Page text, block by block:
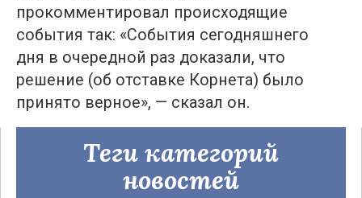
прокомментировал происходящие
события так: «События сегодняшнего
дня в очередной раз доказали, что
решение (об отставке Корнета) было
принято верное», — сказал он.
Теги категорий
новостей